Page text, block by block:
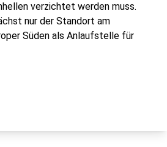
verzichtet werden muss.
nur der Standort am
Süden als Anlaufstelle für